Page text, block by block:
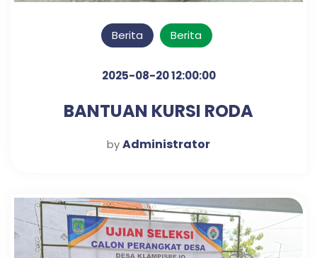
Berita Berita
2025-08-20 12:00:00
BANTUAN KURSI RODA
byAdministrator